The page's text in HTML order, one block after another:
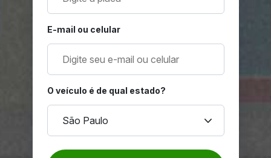
E-mail ou celular
O veículo é de qual estado?
São Paulo keyboard_arrow_down